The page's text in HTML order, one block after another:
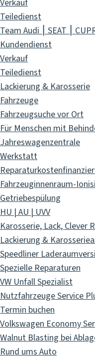
Verkauf
Teiledienst
Team Audi ⎮ SEAT ⎮
Kundendienst
Verkauf
Teiledienst
Lackierung & Karosserie
Fahrzeuge
Fahrzeugsuche vor Ort
Für Menschen mit
Jahreswagenzentrale
Werkstatt
Fahrzeuginnenraum-
Getriebespülung
HU | AU | UVV
Karosserie, Lack, Clever
Lackierung &
Speedliner
Spezielle Reparaturen
VW Unfall Spezialist
Nutzfahrzeuge Service
Termin buchen
Volkswagen Economy
Walnut Blasting bei
Rund ums Auto